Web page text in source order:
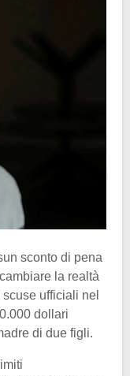
sconto di pena
la realtà
ufficiali nel
dollari
di due figli.